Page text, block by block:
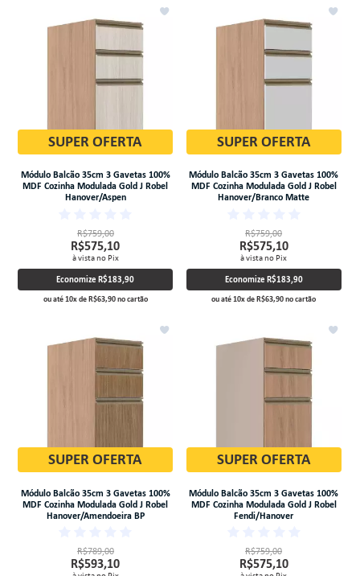
SUPER OFERTA
Módulo Balcão 35cm 3 Gavetas 100%
MDF Cozinha Modulada Gold J Robel
Hanover/Aspen
R$759,00
R$575,10
à vista no Pix
EconomizeR$183,90
ou até10xdeR$63,90no cartão
SUPER OFERTA
Módulo Balcão 35cm 3 Gavetas 100%
MDF Cozinha Modulada Gold J Robel
Hanover/Branco Matte
R$759,00
R$575,10
à vista no Pix
Economize R$183,90
ou até10xdeR$63,90no cartão
SUPER OFERTA
Módulo Balcão 35cm 3 Gavetas 100%
MDF Cozinha Modulada Gold J Robel
Hanover/Amendoeira BP
R$789,00
R$593,10
SUPER OFERTA
Módulo Balcão 35cm 3 Gavetas 100%
MDF Cozinha Modulada Gold J Robel
Fendi/Hanover
R$759,00
R$575,10